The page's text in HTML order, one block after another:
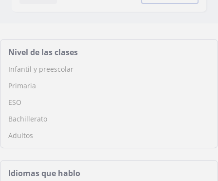
Nivel de las clases
Infantil y preescolar
Primaria
ESO
Bachillerato
Adultos
Idiomas que hablo